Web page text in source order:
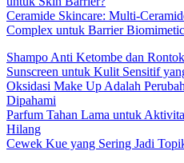
Ceramide Skincare: Multi-
Complex untuk Barrier
Shampo Anti Ketombe dan
Sunscreen untuk Kulit Sensitif
Oksidasi Make Up Adalah
Dipahami
Parfum Tahan Lama untuk
Hilang
Cewek Kue yang Sering Jadi